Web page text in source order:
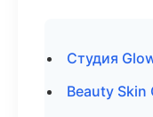
Студия
Beauty